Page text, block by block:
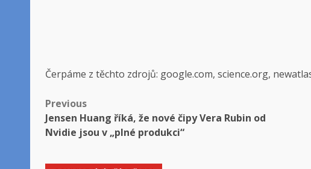
Čerpáme z těchto zdrojů: google.com, science.org,
Post
navigation
Previous
Jensen Huang říká, že nové čipy Vera Rubin od
Nvidie jsou v „plné produkci“